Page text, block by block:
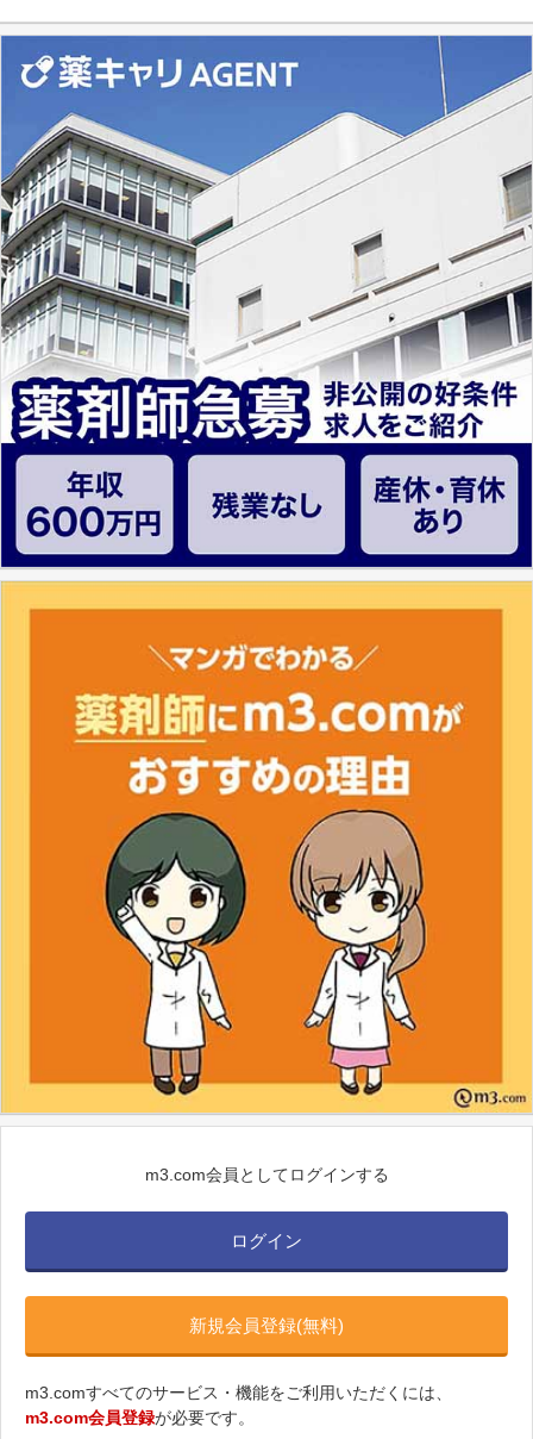
査データ、投薬歴など非常に多岐にわたる医療
データを利活用し、またシステム管理できるこ
とは、病院薬剤師を中心に大きな武器になりま
す。
m3.com会員としてログインする
ログイン
新規会員登録(無料)
m3.comすべてのサービス・機能をご利用いただくには、
m3.com会員登録が必要です。